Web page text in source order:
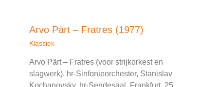
Arvo Pärt – Fratres (1977)
Klassiek
Arvo Pärt – Fratres (voor strijkorkest en
slagwerk), hr-Sinfonieorchester, Stanislav
Kochanovsky, hr-Sendesaal, Frankfurt, 25